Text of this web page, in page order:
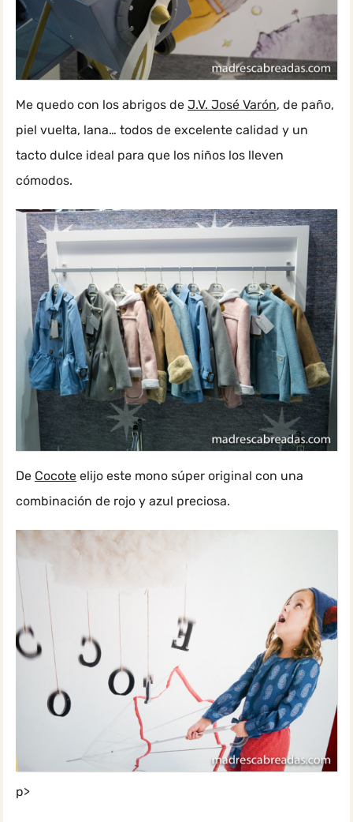
Me quedo con los abrigos de J.V. José Varón, de paño,
piel vuelta, lana… todos de excelente calidad y un
tacto dulce ideal para que los niños los lleven
cómodos.
De Cocote elijo este mono súper original con una
combinación de rojo y azul preciosa.
p>